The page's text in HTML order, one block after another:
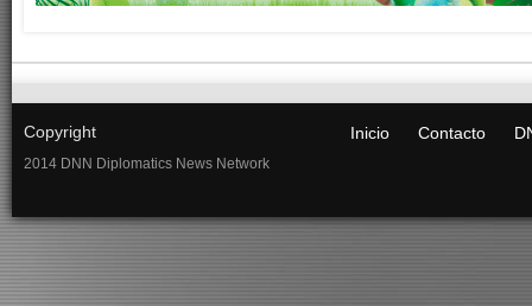
Copyright
2014 DNN Diplomatics News Network
Inicio Contacto